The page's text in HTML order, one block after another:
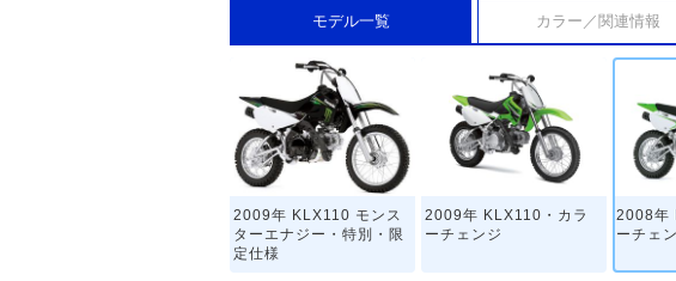
モデル一覧 カラー／関連情報
2009年 KLX110 モンス
ターエナジー・特別・限
定仕様
2009年 KLX110・カラ
ーチェンジ
2008年
ーチェ